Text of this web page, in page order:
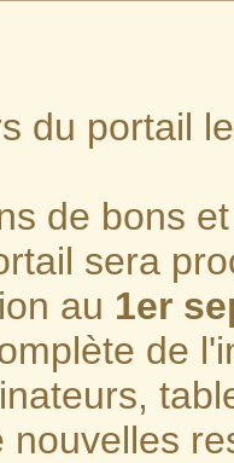
du portail
de bons
sera
au 1er
de
nouvelles